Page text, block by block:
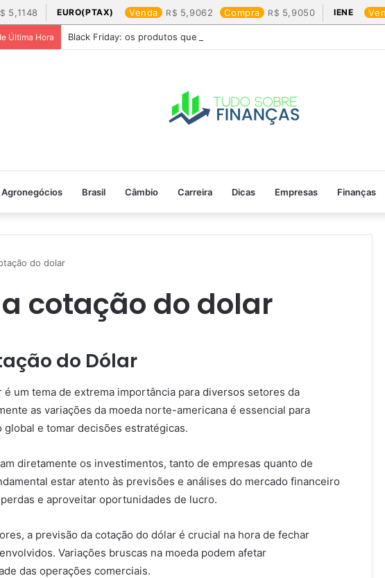
5,1148 EURO(PTAX) Venda 5,9062 Compra 5,9050 IENE
Última Hora Black Friday: os produtos que mais valem a pena
Agronegócios Brasil Câmbio Carreira Dicas Empresas Finanças
do dolar​
cotação do dolar​
do Dólar
é um tema de extrema importância para diversos setores da
as variações da moeda norte-americana é essencial para
e tomar decisões estratégicas.
diretamente os investimentos, tanto de empresas quanto de
estar atento às previsões e análises do mercado financeiro
e aproveitar oportunidades de lucro.
a previsão da cotação do dólar é crucial na hora de fechar
Variações bruscas na moeda podem afetar
das operações comerciais.